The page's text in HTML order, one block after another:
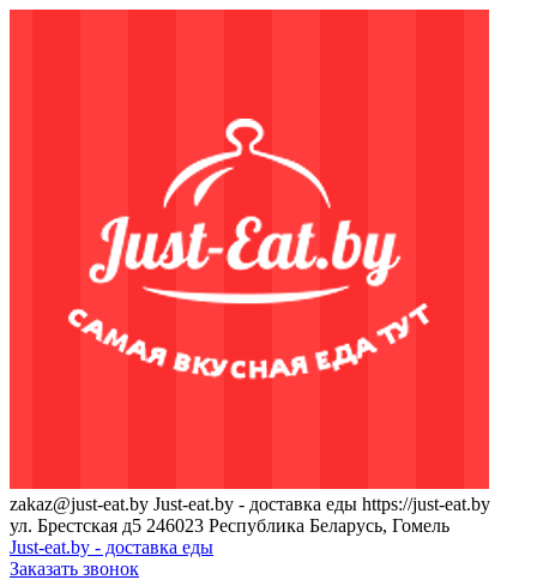
zakaz@just-eat.by Just-eat.by - доставка еды https://just-eat.by
ул. Брестская д5 246023 Республика Беларусь, Гомель
Just-eat.by - доставка еды
Заказать звонок